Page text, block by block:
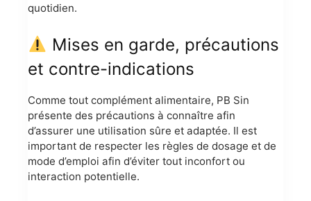
quotidien.
Mises en garde, précautions
et contre-indications
Comme tout complément alimentaire, PB Sin
présente des précautions à connaître afin
d’assurer une utilisation sûre et adaptée. Il est
important de respecter les règles de dosage et de
mode d’emploi afin d’éviter tout inconfort ou
interaction potentielle.